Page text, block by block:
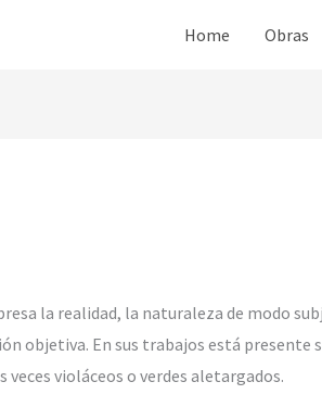
Home Obras
la realidad, la naturaleza de modo
objetiva. En sus trabajos está presente
veces violáceos o verdes aletargados.